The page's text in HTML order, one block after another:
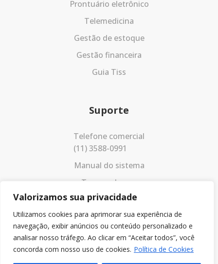
Valorizamos sua privacidade
Utilizamos cookies para aprimorar sua experiência de
navegação, exibir anúncios ou conteúdo personalizado e
analisar nosso tráfego. Ao clicar em “Aceitar todos”, você
concorda com nosso uso de cookies. Política de Cookies
Prontuário eletrônico
Telemedicina
Gestão de estoque
Gestão financeira
Guia Tiss
Suporte
Telefone comercial
(11) 3588-0991
Manual do sistema
Termos de uso
Política de privacidade